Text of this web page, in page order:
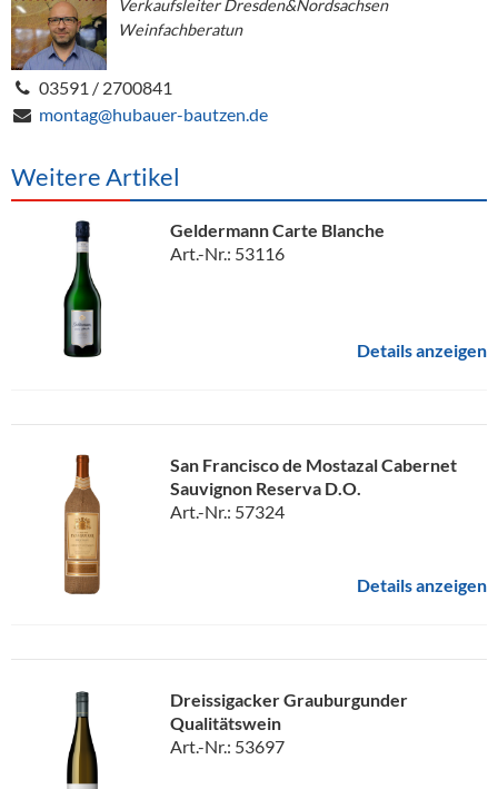
Verkaufsleiter Dresden&Nordsachsen
Weinfachberatun
03591 / 2700841
montag@hubauer-bautzen.de
Weitere Artikel
Geldermann Carte Blanche
Art.-Nr.: 53116
Details anzeigen
San Francisco de Mostazal Cabernet
Sauvignon Reserva D.O.
Art.-Nr.: 57324
Details anzeigen
Dreissigacker Grauburgunder
Qualitätswein
Art.-Nr.: 53697